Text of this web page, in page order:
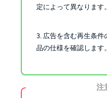
定によって異なります。
3. 広告を含む再生条
品の仕様を確認します。
注